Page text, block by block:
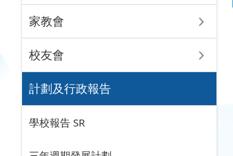
家教會
校友會
計劃及行政報告
學校報告 SR